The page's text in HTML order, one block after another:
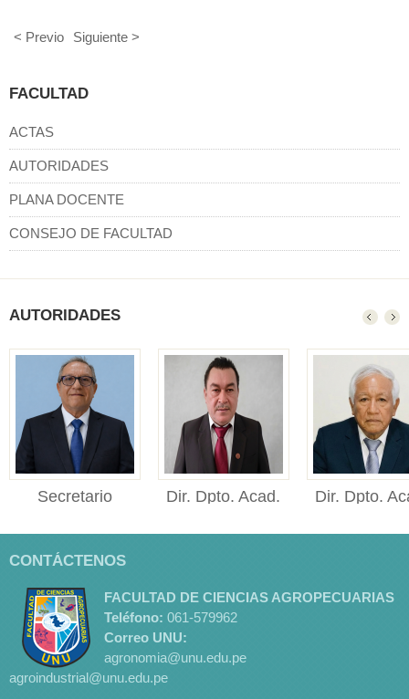
< Previo Siguiente >
FACULTAD
ACTAS
AUTORIDADES
PLANA DOCENTE
CONSEJO DE FACULTAD
AUTORIDADES
Secretario
Facultad de Ciencias
Dir. Dpto. Acad.
Pe...
Dir. Dpto.
Ag...
CONTÁCTENOS
FACULTAD DE CIENCIAS AGROPECUARIAS
Teléfono: 061-579962
Correo UNU:
agronomia@unu.edu.pe
agroindustrial@unu.edu.pe